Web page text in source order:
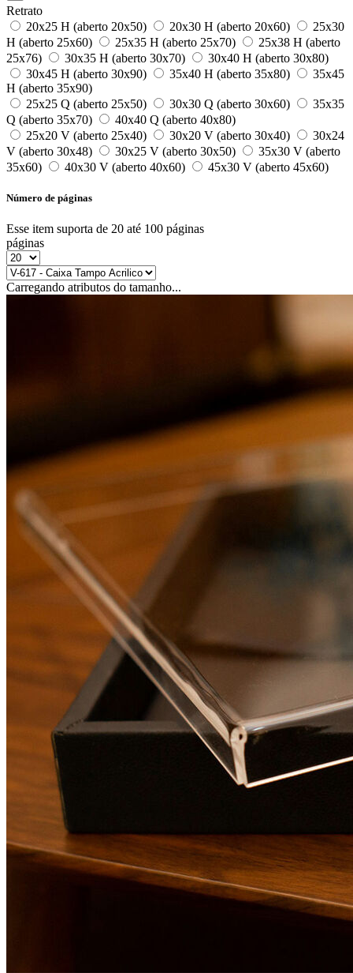
Retrato
20x25 H (aberto 20x50)
20x30 H (aberto 20x60)
25x30
H (aberto 25x60)
25x35 H (aberto 25x70)
25x38 H (aberto
25x76)
30x35 H (aberto 30x70)
30x40 H (aberto 30x80)
30x45 H (aberto 30x90)
35x40 H (aberto 35x80)
35x45
H (aberto 35x90)
25x25 Q (aberto 25x50)
30x30 Q (aberto 30x60)
35x35
Q (aberto 35x70)
40x40 Q (aberto 40x80)
25x20 V (aberto 25x40)
30x20 V (aberto 30x40)
30x24
V (aberto 30x48)
30x25 V (aberto 30x50)
35x30 V (aberto
35x60)
40x30 V (aberto 40x60) 45x30 V (aberto 45x60)
Número de páginas
Esse item suporta de 20 até 100 páginas
páginas
Carregando atributos do tamanho...